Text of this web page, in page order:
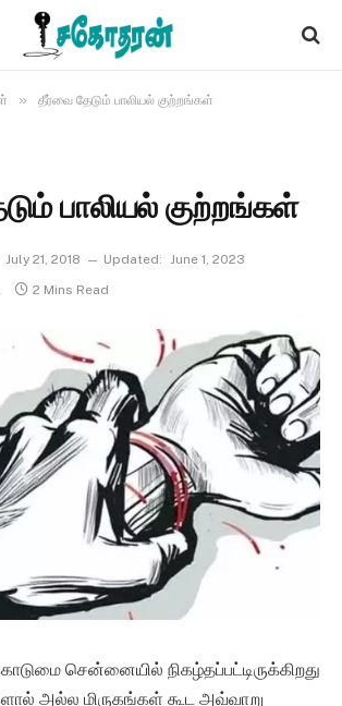
» தீர்வை தேடும் பாலியல் குற்றங்கள்
பாலியல் குற்றங்கள்
July 21, 2018 Updated: June 1, 2023
2 Mins Read
சென்னையில் நிகழ்தப்பட்டிருக்கிறது
அல்ல மிருகங்கள் கூட அவ்வாறு